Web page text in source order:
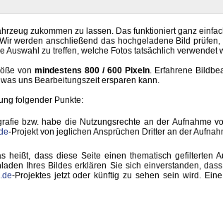
zukommen zu lassen. Das funktioniert ganz
werden anschließend das hochgeladene Bild prüfen,
zu treffen, welche Fotos tatsächlich verwendet
von mindestens 800 / 600 Pixeln. Erfahrene
uns Bearbeitungszeit ersparen kann.
folgender Punkte:
bzw. habe die Nutzungsrechte an der Aufnahme
-Projekt von jeglichen Ansprüchen Dritter an der
heißt, dass diese Seite einen thematisch gefilterten
Ihres Bildes erklären Sie sich einverstanden,
-Projektes jetzt oder künftig zu sehen sein wird.